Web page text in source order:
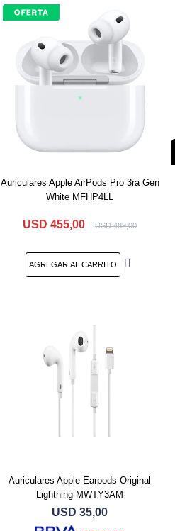
Auriculares Apple AirPods Pro 3ra Gen
White MFHP4LL
USD 455,00 USD 489,00
Auriculares Apple Earpods Original
Lightning MWTY3AM
USD 35,00